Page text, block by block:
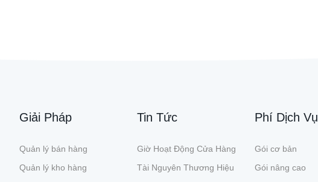
Giải Pháp
Quản lý bán hàng
Quản lý kho hàng
Tin Tức
Giờ Hoạt Động Cửa Hàng
Tài Nguyên Thương Hiệu
Phí Dịch Vụ
Gói cơ bản
Gói nâng cao